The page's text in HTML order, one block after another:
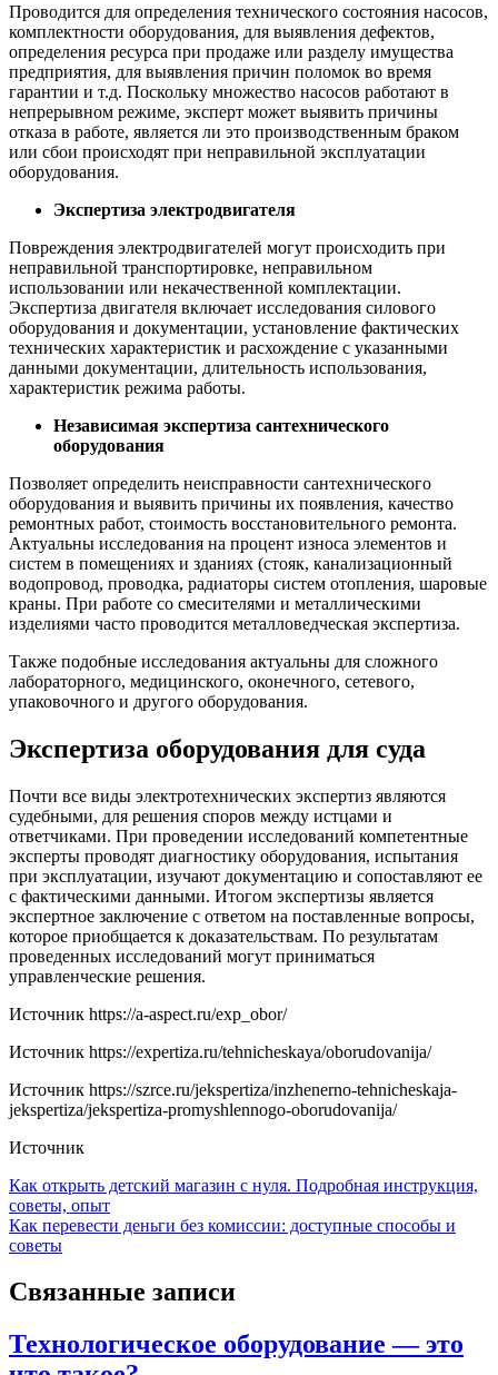
Проводится для определения технического состояния насосов,
комплектности оборудования, для выявления дефектов,
определения ресурса при продаже или разделу имущества
предприятия, для выявления причин поломок во время
гарантии и т.д. Поскольку множество насосов работают в
непрерывном режиме, эксперт может выявить причины
отказа в работе, является ли это производственным браком
или сбои происходят при неправильной эксплуатации
оборудования.
Экспертиза электродвигателя
Повреждения электродвигателей могут происходить при
неправильной транспортировке, неправильном
использовании или некачественной комплектации.
Экспертиза двигателя включает исследования силового
оборудования и документации, установление фактических
технических характеристик и расхождение с указанными
данными документации, длительность использования,
характеристик режима работы.
Независимая экспертиза сантехнического
оборудования
Позволяет определить неисправности сантехнического
оборудования и выявить причины их появления, качество
ремонтных работ, стоимость восстановительного ремонта.
Актуальны исследования на процент износа элементов и
систем в помещениях и зданиях (стояк, канализационный
водопровод, проводка, радиаторы систем отопления, шаровые
краны. При работе со смесителями и металлическими
изделиями часто проводится металловедческая экспертиза.
Также подобные исследования актуальны для сложного
лабораторного, медицинского, оконечного, сетевого,
упаковочного и другого оборудования.
Экспертиза оборудования для суда
Почти все виды электротехнических экспертиз являются
судебными, для решения споров между истцами и
ответчиками. При проведении исследований компетентные
эксперты проводят диагностику оборудования, испытания
при эксплуатации, изучают документацию и сопоставляют ее
с фактическими данными. Итогом экспертизы является
экспертное заключение с ответом на поставленные вопросы,
которое приобщается к доказательствам. По результатам
проведенных исследований могут приниматься
управленческие решения.
Источник https://a-aspect.ru/exp_obor/
Источник https://expertiza.ru/tehnicheskaya/oborudovanija/
Источник https://szrce.ru/jekspertiza/inzhenerno-tehnicheskaja-
jekspertiza/jekspertiza-promyshlennogo-oborudovanija/
Источник
Навигация
по
записям
Как открыть детский магазин с нуля. Подробная инструкция,
советы, опыт
Как перевести деньги без комиссии: доступные способы и
советы
Связанные записи
Технологическое оборудование — это